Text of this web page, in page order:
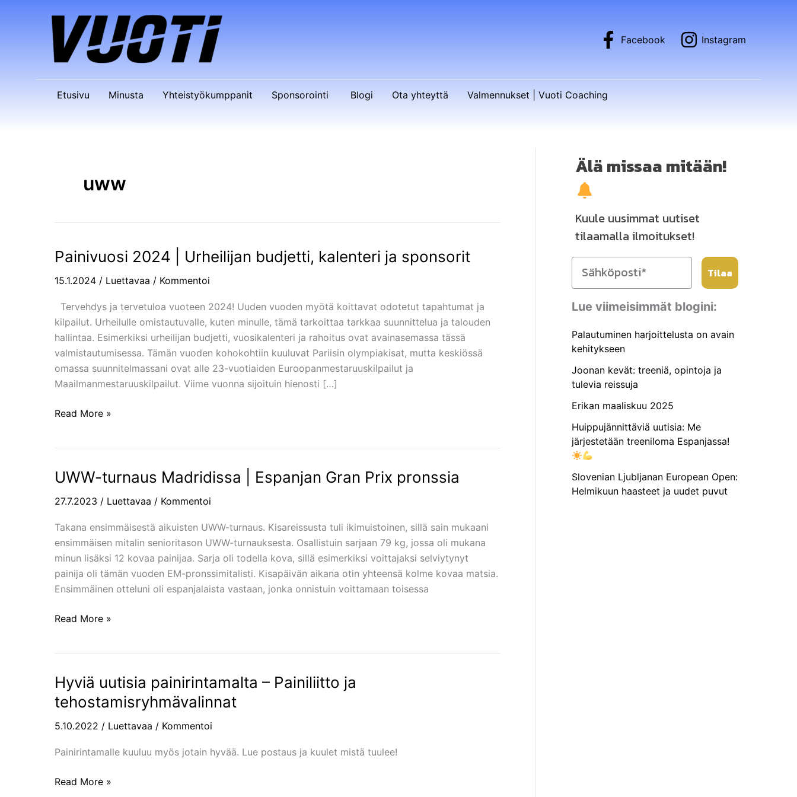
Facebook
Instagram
Etusivu Minusta Yhteistyökumppanit Sponsorointi Blogi Ota yhteyttä Valmennukset | Vuoti Coaching
uww
Painivuosi 2024 | Urheilijan budjetti, kalenteri ja sponsorit
15.1.2024 / Luettavaa / Kommentoi
Tervehdys ja tervetuloa vuoteen 2024! Uuden vuoden myötä koittavat odotetut tapahtumat ja
kilpailut. Urheilulle omistautuvalle, kuten minulle, tämä tarkoittaa tarkkaa suunnittelua ja talouden
hallintaa. Esimerkiksi urheilijan budjetti, vuosikalenteri ja rahoitus ovat avainasemassa tässä
valmistautumisessa. Tämän vuoden kohokohtiin kuuluvat Pariisin olympiakisat, mutta keskiössä
omassa suunnitelmassani ovat alle 23-vuotiaiden Euroopanmestaruuskilpailut ja
Maailmanmestaruuskilpailut. Viime vuonna sijoituin hienosti […]
Painivuosi
|
Urheilijan
budjetti,
kalenteri
Read More »
UWW-turnaus Madridissa | Espanjan Gran Prix pronssia
27.7.2023 / Luettavaa / Kommentoi
Takana ensimmäisestä aikuisten UWW-turnaus. Kisareissusta tuli ikimuistoinen, sillä sain mukaani
ensimmäisen mitalin senioritason UWW-turnauksesta. Osallistuin sarjaan 79 kg, jossa oli mukana
minun lisäksi 12 kovaa painijaa. Sarja oli todella kova, sillä esimerkiksi voittajaksi selviytynyt
painija oli tämän vuoden EM-pronssimitalisti. Kisapäivän aikana otin yhteensä kolme kovaa matsia.
Ensimmäinen otteluni oli espanjalaista vastaan, jonka onnistuin voittamaan toisessa
UWW-
Madridissa
pronssia
Read More »
Hyviä uutisia painirintamalta – Painiliitto ja
tehostamisryhmävalinnat
5.10.2022 / Luettavaa / Kommentoi
Painirintamalle kuuluu myös jotain hyvää. Lue postaus ja kuulet mistä tuulee!
Hyviä
uutisia
painirintamalta
–
ja
Read More »
Älä missaa mitään!
Kuule uusimmat uutiset
tilaamalla ilmoitukset!
Tilaa
Lue viimeisimmät blogini:
Palautuminen harjoittelusta on avain
kehitykseen
Joonan kevät: treeniä, opintoja ja
tulevia reissuja
Erikan maaliskuu 2025
Huippujännittäviä uutisia: Me
järjestetään treeniloma Espanjassa!
Slovenian Ljubljanan European Open:
Helmikuun haasteet ja uudet puvut